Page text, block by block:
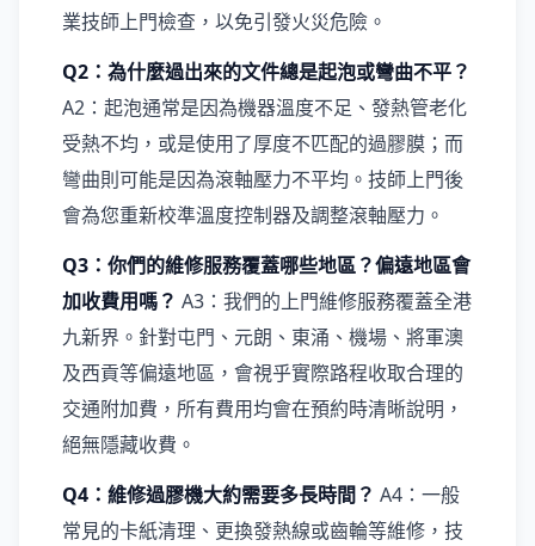
業技師上門檢查，以免引發火災危險。
Q2：為什麼過出來的文件總是起泡或彎曲不平？
A2：起泡通常是因為機器溫度不足、發熱管老化
受熱不均，或是使用了厚度不匹配的過膠膜；而
彎曲則可能是因為滾軸壓力不平均。技師上門後
會為您重新校準溫度控制器及調整滾軸壓力。
Q3：你們的維修服務覆蓋哪些地區？偏遠地區會
加收費用嗎？ A3：我們的上門維修服務覆蓋全港
九新界。針對屯門、元朗、東涌、機場、將軍澳
及西貢等偏遠地區，會視乎實際路程收取合理的
交通附加費，所有費用均會在預約時清晰說明，
絕無隱藏收費。
Q4：維修過膠機大約需要多長時間？ A4：一般
常見的卡紙清理、更換發熱線或齒輪等維修，技